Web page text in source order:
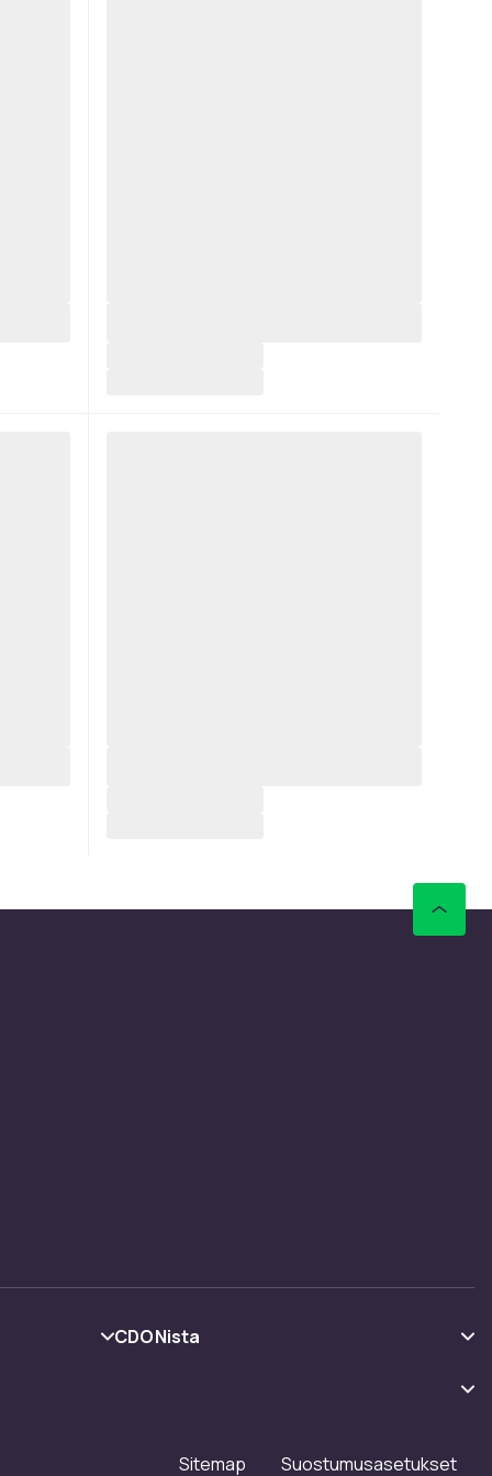
CDONista
Työskentele kanssamme
Sitemap Suostumusasetukset